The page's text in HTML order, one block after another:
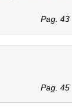
Pag. 43
Pag. 45